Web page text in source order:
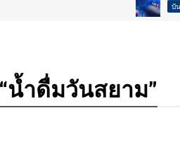
บันเทิง “
น้ำดื่มวันสยาม”